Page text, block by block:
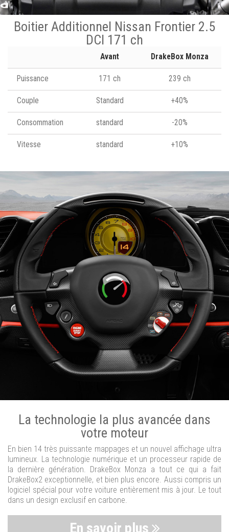
Boitier Additionnel Nissan Frontier 2.5
DCI 171 ch
Avant DrakeBox Monza
Puissance 171 ch 239 ch
Couple Standard +40%
Consommation standard -20%
Vitesse standard +10%
La technologie la plus avancée dans
votre moteur
En bien 14 très puissante mappages et un nouvel affichage ultra
lumineux. La technologie numérique et un processeur rapide de
la dernière génération. DrakeBox Monza a tout ce qui a fait
DrakeBox2 exceptionnelle, et bien plus encore. Aussi compris un
logiciel spécial pour votre voiture entièrement mis à jour. Le tout
dans un design exclusif en carbone.
En savoir plus